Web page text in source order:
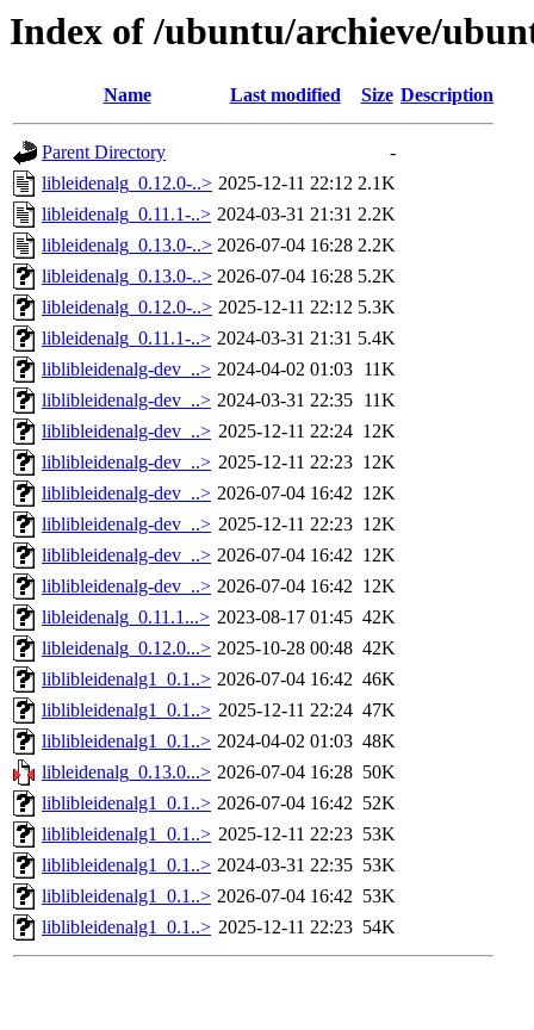
Index of /ubuntu/archieve/
Name Last modified Size Description
Parent Directory
-
libleidenalg_0.12.0-..> 2025-12-11 22:12 2.1K
libleidenalg_0.11.1-..> 2024-03-31 21:31 2.2K
libleidenalg_0.13.0-..> 2026-07-04 16:28 2.2K
libleidenalg_0.13.0-..> 2026-07-04 16:28 5.2K
libleidenalg_0.12.0-..> 2025-12-11 22:12 5.3K
libleidenalg_0.11.1-..> 2024-03-31 21:31 5.4K
liblibleidenalg-dev_..> 2024-04-02 01:03 11K
liblibleidenalg-dev_..> 2024-03-31 22:35 11K
liblibleidenalg-dev_..> 2025-12-11 22:24 12K
liblibleidenalg-dev_..> 2025-12-11 22:23 12K
liblibleidenalg-dev_..> 2026-07-04 16:42 12K
liblibleidenalg-dev_..> 2025-12-11 22:23 12K
liblibleidenalg-dev_..> 2026-07-04 16:42 12K
liblibleidenalg-dev_..> 2026-07-04 16:42 12K
libleidenalg_0.11.1...> 2023-08-17 01:45 42K
libleidenalg_0.12.0...> 2025-10-28 00:48 42K
liblibleidenalg1_0.1..> 2026-07-04 16:42 46K
liblibleidenalg1_0.1..> 2025-12-11 22:24 47K
liblibleidenalg1_0.1..> 2024-04-02 01:03 48K
libleidenalg_0.13.0...> 2026-07-04 16:28 50K
liblibleidenalg1_0.1..> 2026-07-04 16:42 52K
liblibleidenalg1_0.1..> 2025-12-11 22:23 53K
liblibleidenalg1_0.1..> 2024-03-31 22:35 53K
liblibleidenalg1_0.1..> 2026-07-04 16:42 53K
liblibleidenalg1_0.1..> 2025-12-11 22:23 54K